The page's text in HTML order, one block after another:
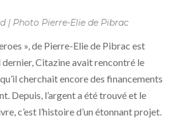
| Photo Pierre-Elie de Pibrac
», de Pierre-Elie de Pibrac est
Citazine avait rencontré le
cherchait encore des financements
Depuis, l’argent a été trouvé et le
c’est l’histoire d’un étonnant projet.